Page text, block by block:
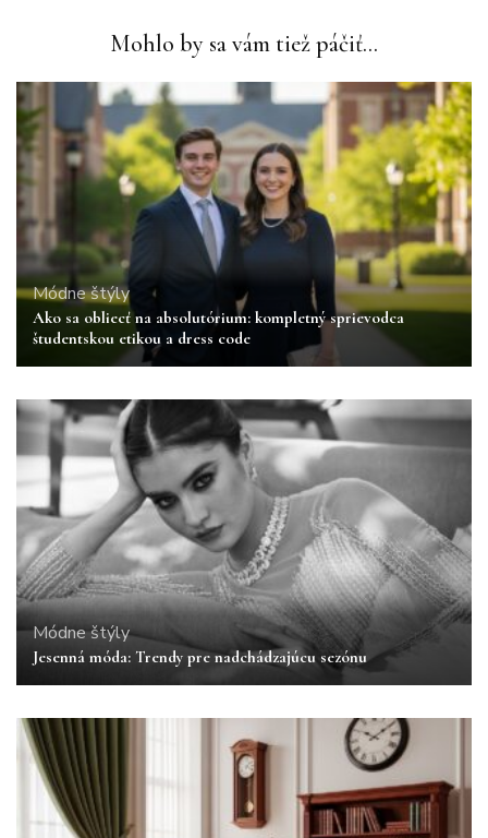
Mohlo by sa vám tiež páčiť...
Módne štýly
Ako sa obliecť na absolutórium: kompletný sprievodca
študentskou etikou a dress code
Módne štýly
Jesenná móda: Trendy pre nadchádzajúcu sezónu